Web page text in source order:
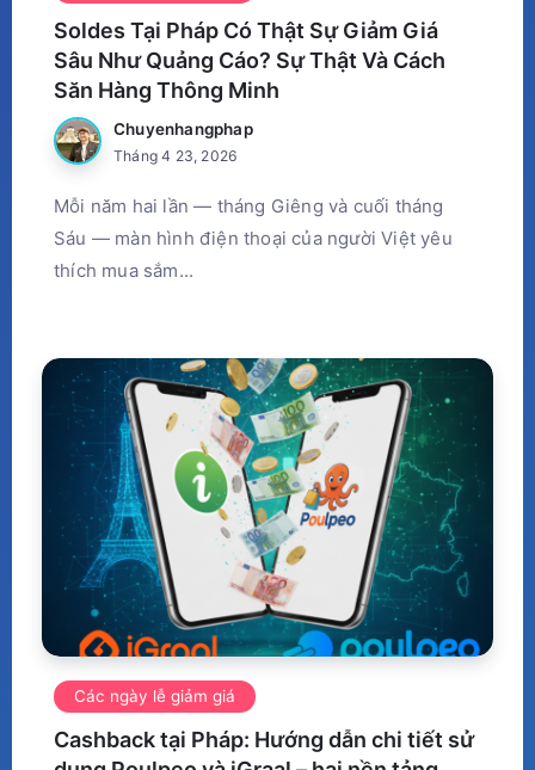
Soldes Tại Pháp Có Thật Sự Giảm Giá
Sâu Như Quảng Cáo? Sự Thật Và Cách
Săn Hàng Thông Minh
Chuyenhangphap
Tháng 4 23, 2026
Mỗi năm hai lần — tháng Giêng và cuối tháng
Sáu — màn hình điện thoại của người Việt yêu
thích mua sắm...
Các ngày lễ giảm giá
Cashback tại Pháp: Hướng dẫn chi tiết sử